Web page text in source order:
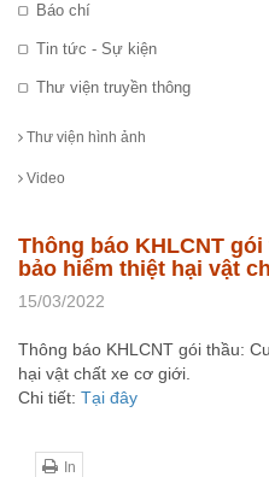
Báo chí
Tin tức - Sự kiện
Thư viện truyền thông
Thư viện hình ảnh
Video
Thông báo KHLCNT
bảo hiểm thiệt hại vật
15/03/2022
Thông báo KHLCNT gói thầu:
hại vật chất xe cơ giới.
Chi tiết: Tại đây
In